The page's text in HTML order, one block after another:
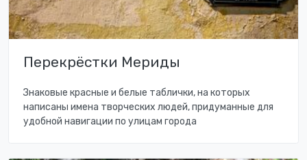
Перекрёстки Мериды
Знаковые красные и белые таблички, на которых
написаны имена творческих людей, придуманные для
удобной навигации по улицам города